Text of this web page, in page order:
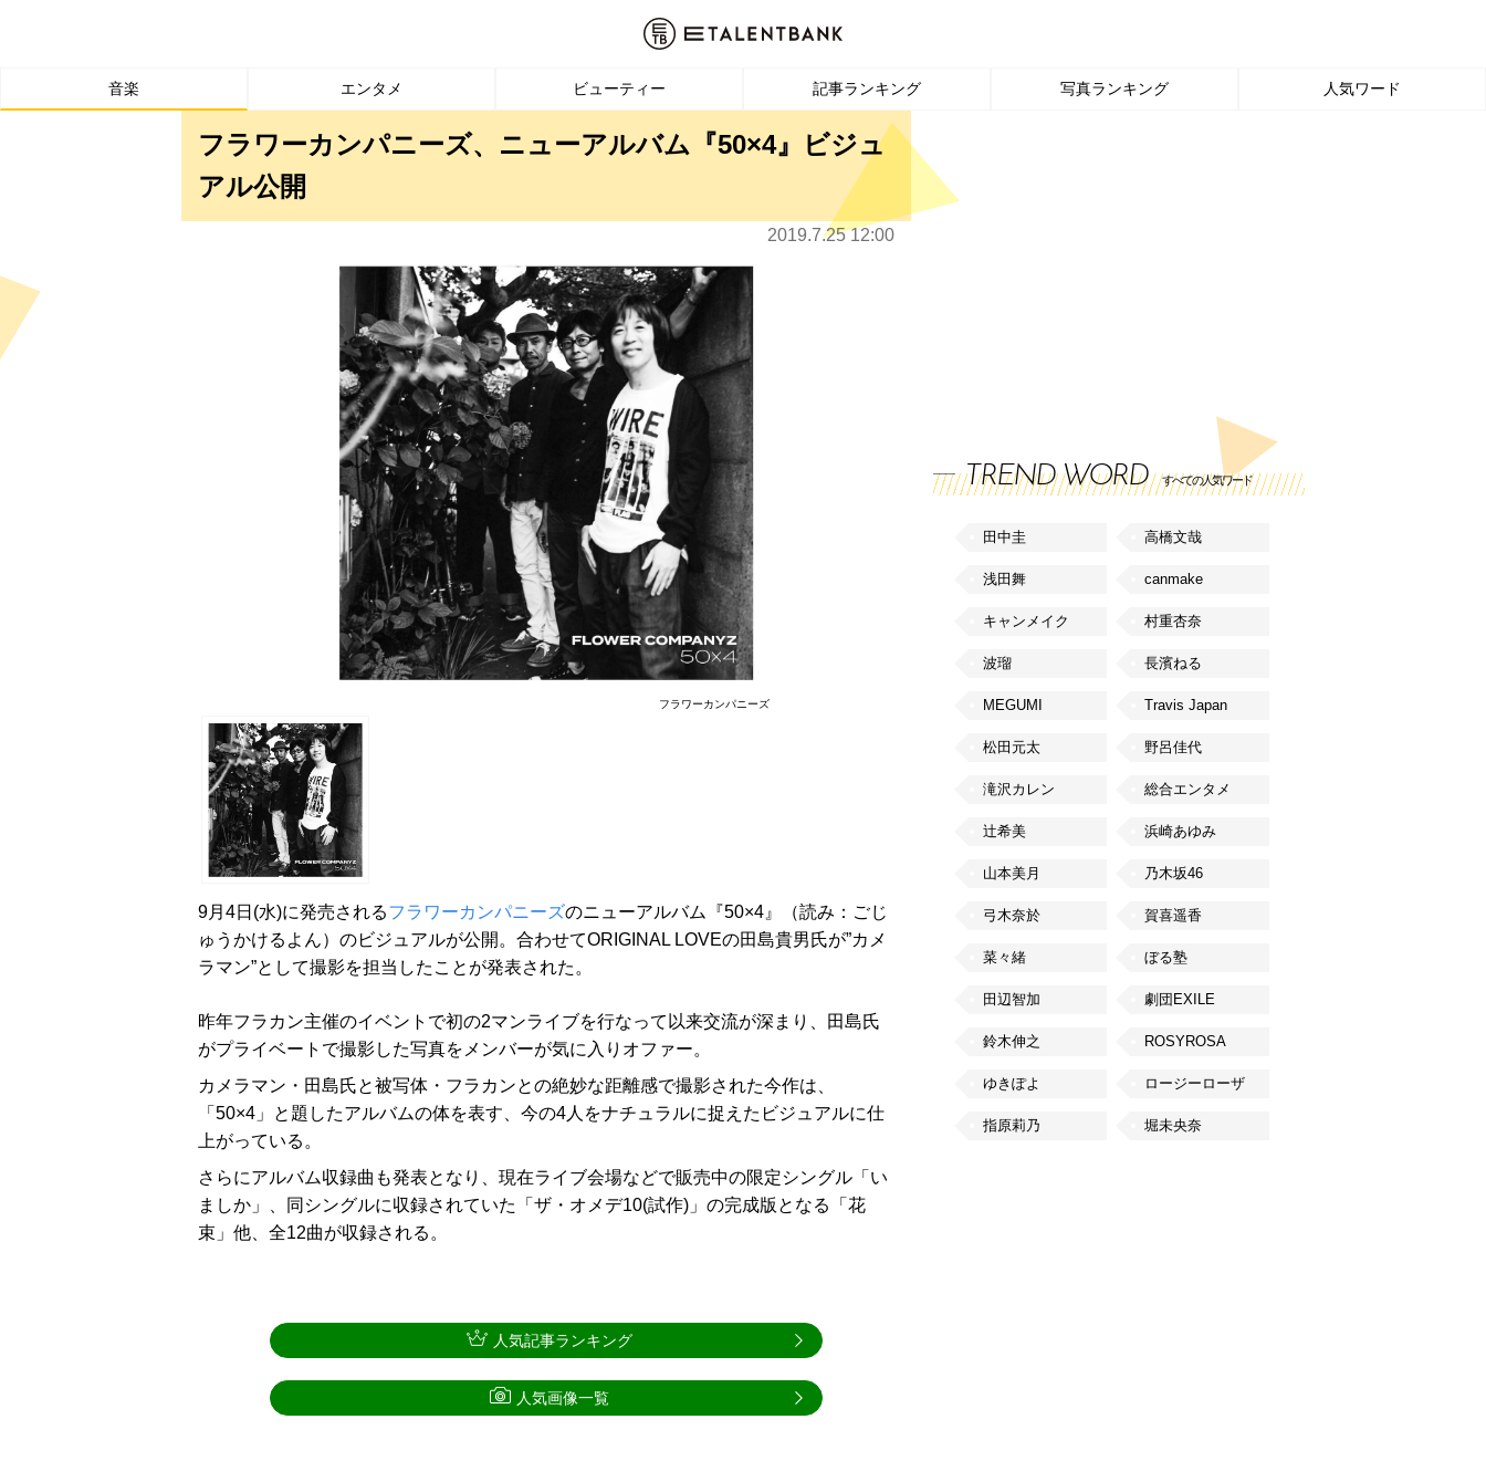
音楽 エンタメ ビューティー 記事ランキング 写真ランキング 人気ワード
フラワーカンパニーズ、ニューアルバム『50×4』ビジュ
アル公開
2019.7.25 12:00
フラワーカンパニーズ
9月4日(水)に発売されるフラワーカンパニーズのニューアルバム『50×4』（読み：ごじ
ゅうかけるよん）のビジュアルが公開。合わせてORIGINAL LOVEの田島貴男氏が”カメ
ラマン”として撮影を担当したことが発表された。
昨年フラカン主催のイベントで初の2マンライブを行なって以来交流が深まり、田島氏
がプライベートで撮影した写真をメンバーが気に入りオファー。
カメラマン・田島氏と被写体・フラカンとの絶妙な距離感で撮影された今作は、
「50×4」と題したアルバムの体を表す、今の4人をナチュラルに捉えたビジュアルに仕
上がっている。
さらにアルバム収録曲も発表となり、現在ライブ会場などで販売中の限定シングル「い
ましか」、同シングルに収録されていた「ザ・オメデ10(試作)」の完成版となる「花
束」他、全12曲が収録される。
人気記事ランキング
人気画像一覧
TREND WORD すべての人気ワード
田中圭 高橋文哉
浅田舞 canmake
キャンメイク 村重杏奈
波瑠 長濱ねる
MEGUMI Travis Japan
松田元太 野呂佳代
滝沢カレン 総合エンタメ
辻希美 浜崎あゆみ
山本美月 乃木坂46
弓木奈於 賀喜遥香
菜々緒 ぼる塾
田辺智加 劇団EXILE
鈴木伸之 ROSYROSA
ゆきぽよ ロージーローザ
指原莉乃 堀未央奈